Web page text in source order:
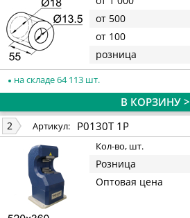
от 500
от 100
розница
на складе 64 113 шт.
В КОРЗИНУ >
2 Артикул: P0130T 1P
Кол-во, шт.
Розница
Оптовая цена